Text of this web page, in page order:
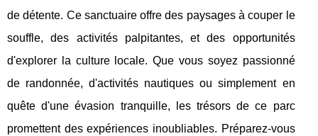
de détente. Ce sanctuaire offre des paysages à couper le
souffle, des activités palpitantes, et des opportunités
d'explorer la culture locale. Que vous soyez passionné
de randonnée, d'activités nautiques ou simplement en
quête d'une évasion tranquille, les trésors de ce parc
promettent des expériences inoubliables. Préparez-vous